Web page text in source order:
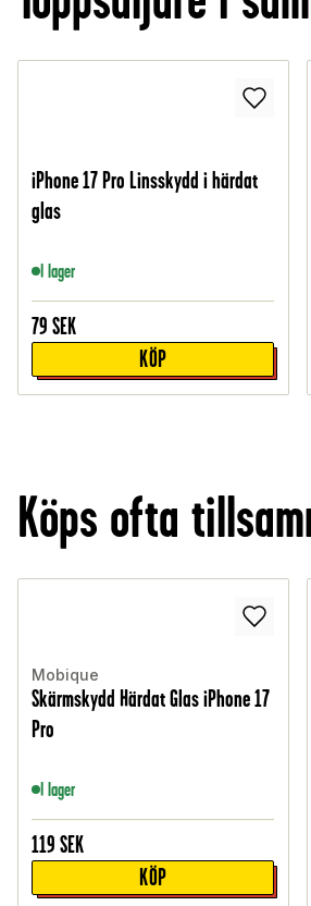
iPhone 17 Pro Linsskydd i härdat
glas
I lager
79 SEK
KÖP
Köps ofta
Mobique
Skärmskydd Härdat Glas iPhone 17
Pro
I lager
119 SEK
KÖP